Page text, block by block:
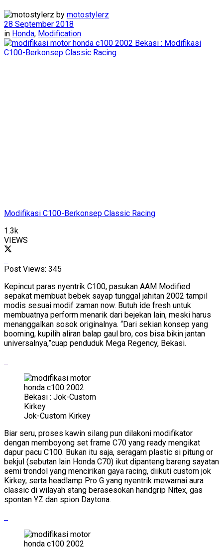
by motostylerz
28 September 2018
in Honda, Modification
Modifikasi C100-Berkonsep Classic Racing
1.3k
VIEWS
Post Views: 345
Kepincut paras nyentrik C100, pasukan AAM Modified
sepakat membuat bebek sayap tunggal jahitan 2002 tampil
modis sesuai modif zaman now. Butuh ide fresh untuk
membuatnya perform menarik dari bejekan lain, meski harus
menanggalkan sosok originalnya. “Dari sekian konsep yang
booming, kupilih aliran balap gaul bro, cos bisa bikin jantan
universalnya,”cuap penduduk Mega Regency, Bekasi.
Jok-Custom Kirkey
Biar seru, proses kawin silang pun dilakoni modifikator
dengan memboyong set frame C70 yang ready mengikat
dapur pacu C100. Bukan itu saja, seragam plastic si pitung or
bekjul (sebutan lain Honda C70) ikut dipanteng bareng sayatan
semi trondol yang mencirikan gaya racing, diikuti custom jok
Kirkey, serta headlamp Pro G yang nyentrik mewarnai aura
classic di wilayah stang berasesokan handgrip Nitex, gas
spontan YZ dan spion Daytona.